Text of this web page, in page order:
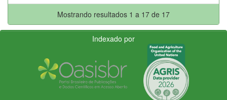
Mostrando resultados 1 a 17 de 17
Indexado por